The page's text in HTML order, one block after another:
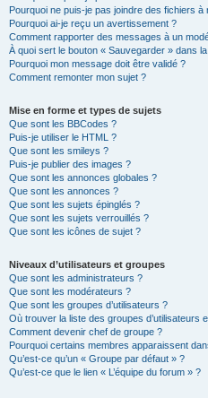
Pourquoi ne puis-je pas joindre des fichiers à
Pourquoi ai-je reçu un avertissement ?
Comment rapporter des messages à un
À quoi sert le bouton « Sauvegarder » dans
Pourquoi mon message doit être validé ?
Comment remonter mon sujet ?
Mise en forme et types de sujets
Que sont les BBCodes ?
Puis-je utiliser le HTML ?
Que sont les smileys ?
Puis-je publier des images ?
Que sont les annonces globales ?
Que sont les annonces ?
Que sont les sujets épinglés ?
Que sont les sujets verrouillés ?
Que sont les icônes de sujet ?
Niveaux d’utilisateurs et groupes
Que sont les administrateurs ?
Que sont les modérateurs ?
Que sont les groupes d’utilisateurs ?
Où trouver la liste des groupes d’utilisateurs
Comment devenir chef de groupe ?
Pourquoi certains membres apparaissent
Qu’est-ce qu’un « Groupe par défaut » ?
Qu’est-ce que le lien « L’équipe du forum » ?